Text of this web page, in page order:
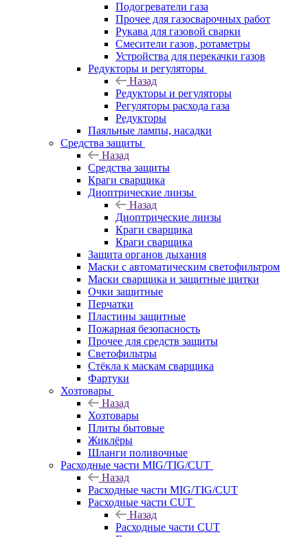
Подогреватели газа
Прочее для газосварочных работ
Рукава для газовой сварки
Смесители газов, ротаметры
Устройства для перекачки газов
Редукторы и регуляторы
Назад
Редукторы и регуляторы
Регуляторы расхода газа
Редукторы
Паяльные лампы, насадки
Средства защиты
Назад
Средства защиты
Краги сварщика
Диоптрические линзы
Назад
Диоптрические линзы
Краги сварщика
Краги сварщика
Защита органов дыхания
Маски с автоматическим светофильтром
Маски сварщика и защитные щитки
Очки защитные
Перчатки
Пластины защитные
Пожарная безопасность
Прочее для средств защиты
Светофильтры
Стёкла к маскам сварщика
Фартуки
Хозтовары
Назад
Хозтовары
Плиты бытовые
Жиклёры
Шланги поливочные
Расходные части MIG/TIG/CUT
Назад
Расходные части MIG/TIG/CUT
Расходные части CUT
Назад
Расходные части CUT